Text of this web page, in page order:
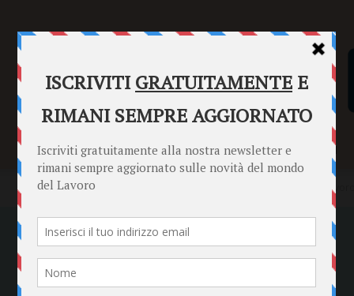
SENTENZE FORMULARI PUNTO INFORMAZIONI
Home EMERGENZA CORONAVIRUS Contagi da covid-19 sul